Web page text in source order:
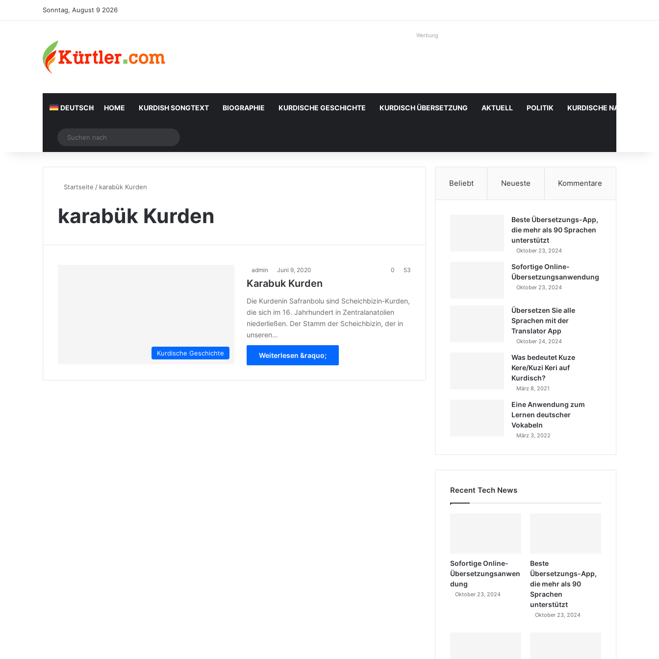
Sonntag, August 9 2026
Werbung
DEUTSCH HOME KURDISH SONGTEXT BIOGRAPHIE KURDISCHE GESCHICHTE KURDISCH ÜBERSETZUNG AKTUELL POLITIK KURDISCHE
Zufälliger Artikel
nach
Startseite / karabük Kurden
karabük Kurden
Kurdische Geschichte
admin Juni 9, 2020 0 53
Karabuk Kurden
Die Kurdenin Safranbolu sind Scheichbizin-Kurden,
die sich im 16. Jahrhundert in Zentralanatolien
niederließen. Der Stamm der Scheichbizin, der in
unseren…
Weiterlesen &raquo;
Beliebt Neueste Kommentare
Beste Übersetzungs-App,
die mehr als 90 Sprachen
unterstützt
Oktober 23, 2024
Sofortige Online-
Übersetzungsanwendung
Oktober 23, 2024
Übersetzen Sie alle
Sprachen mit der
Translator App
Oktober 24, 2024
Was bedeutet Kuze
Kere/Kuzi Keri auf
Kurdisch?
März 8, 2021
Eine Anwendung zum
Lernen deutscher
Vokabeln
März 3, 2022
Recent Tech News
Sofortige Online-
Übersetzungsanwen
dung
Oktober 23, 2024
Beste
Übersetzungs-App,
die mehr als 90
Sprachen
unterstützt
Oktober 23, 2024